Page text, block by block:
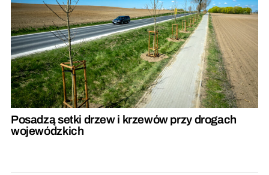
Posadzą setki drzew i krzewów przy drogach
wojewódzkich